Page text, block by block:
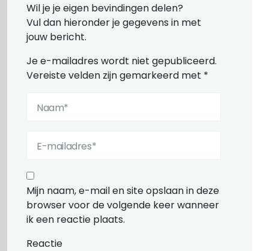
Wil je je eigen bevindingen delen?
Vul dan hieronder je gegevens in met
jouw bericht.
Je e-mailadres wordt niet gepubliceerd.
Vereiste velden zijn gemarkeerd met *
Mijn naam, e-mail en site opslaan in deze
browser voor de volgende keer wanneer
ik een reactie plaats.
Reactie